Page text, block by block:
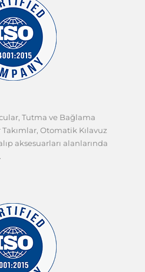
Tutma ve Bağlama
Otomatik Kılavuz
aksesuarları alanlarında